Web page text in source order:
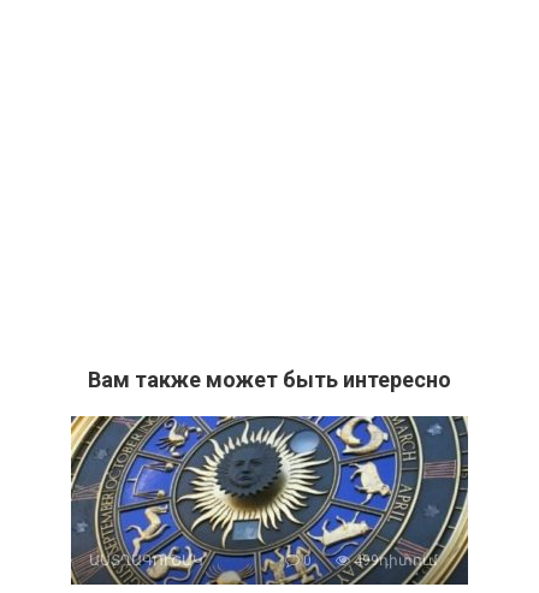
Вам также может быть интересно
ԱՍՏՂԱԳՈՒՇԱԿ 0 499դիտում